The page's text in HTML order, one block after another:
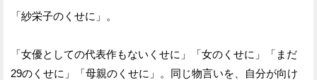
「紗栄子のくせに」。
「女優としての代表作もないくせに」「女のくせに」「まだ
29のくせに」「母親のくせに」。同じ物言いを、自分が向け